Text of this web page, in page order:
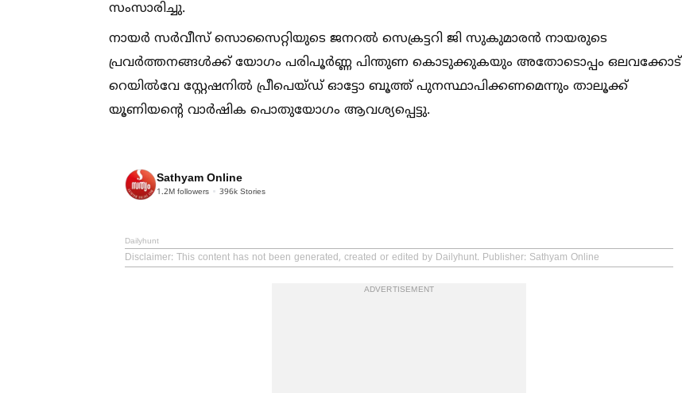
സംസാരിച്ചു.
നായർ സർവീസ് സൊസൈറ്റിയുടെ ജനറല്‍ സെക്രട്ടറി ജി സുകുമാരൻ നായരുടെ
പ്രവർത്തനങ്ങള്‍ക്ക് യോഗം പരിപൂർണ്ണ പിന്തുണ കൊടുക്കുകയും അതോടൊപ്പം ഒലവക്കോട്
റെയില്‍വേ സ്റ്റേഷനില്‍ പ്രീപെയ്ഡ് ഓട്ടോ ബൂത്ത് പുനസ്ഥാപിക്കണമെന്നും താലൂക്ക്
യൂണിയന്റെ വാർഷിക പൊതുയോഗം ആവശ്യപ്പെട്ടു.
Sathyam Online
1.2M followers 396k Stories
Dailyhunt
Disclaimer: This content has not been generated, created or edited by Dailyhunt. Publisher: Sathyam Online
ADVERTISEMENT